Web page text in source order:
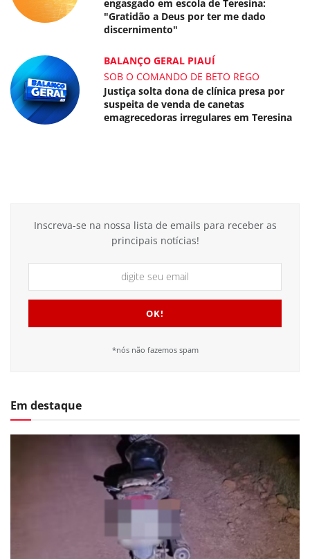
engasgado em escola de Teresina:
"Gratidão a Deus por ter me dado
discernimento"
BALANÇO GERAL PIAUÍ
SOB O COMANDO DE BETO REGO
Justiça solta dona de clínica presa por
suspeita de venda de canetas
emagrecedoras irregulares em Teresina
Inscreva-se na nossa lista de emails para receber as
principais notícias!
*nós não fazemos spam
Em destaque